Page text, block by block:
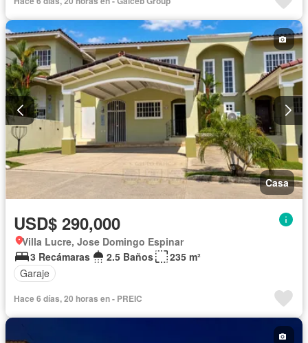
Vista panorámica Seguridad Cuarto de servicio
Agua
Patio
Casa
USD$ 290,000
Villa Lucre, Jose Domingo Espinar
3 Recámaras
2.5 Baños
235 m²
Garaje
Hace 6 días, 20 horas en - PREIC